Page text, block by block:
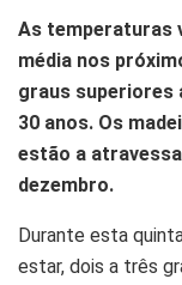
As temperaturas
média nos
graus superiores
30 anos. Os
estão a
dezembro.
Durante esta
estar, dois a três